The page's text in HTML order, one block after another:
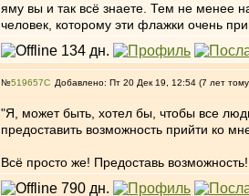
яму вы и так всё знаете. Тем не менее
человек, которому эти флажки очень
№519657 Добавлено: Пт 20 Дек 19, 12:54 (7 лет
"Я, может быть, хотел бы, чтобы все
предоставить возможность прийти ко
Всё просто же! Предоставь